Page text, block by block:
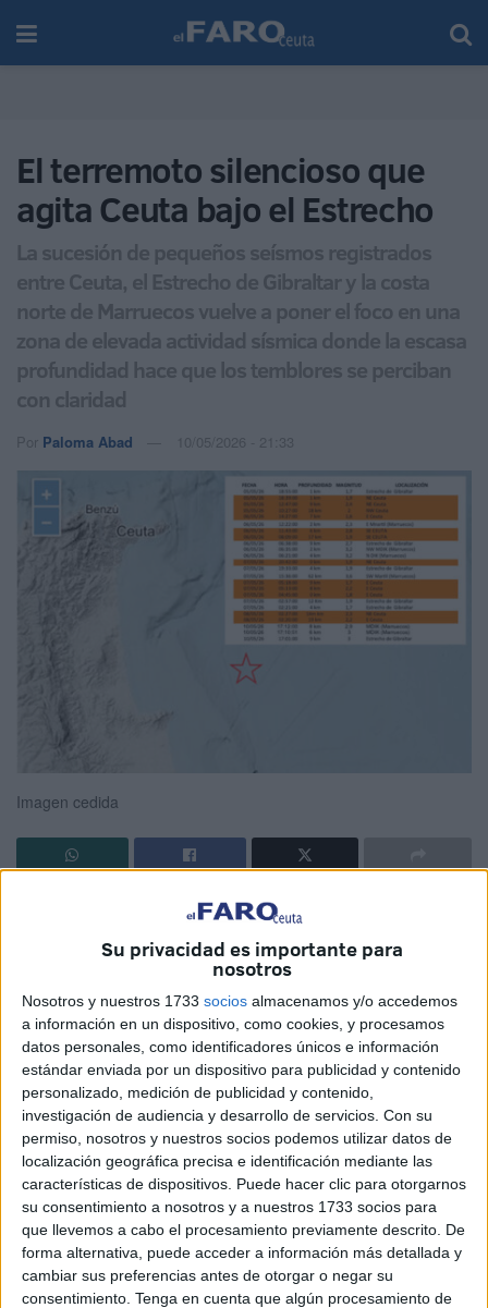
Su privacidad es importante para
nosotros
Nosotros y nuestros 1733 socios almacenamos y/o accedemos
a información en un dispositivo, como cookies, y procesamos
datos personales, como identificadores únicos e información
estándar enviada por un dispositivo para publicidad y contenido
personalizado, medición de publicidad y contenido,
investigación de audiencia y desarrollo de servicios. Con su
permiso, nosotros y nuestros socios podemos utilizar datos de
localización geográfica precisa e identificación mediante las
características de dispositivos. Puede hacer clic para otorgarnos
su consentimiento a nosotros y a nuestros 1733 socios para
que llevemos a cabo el procesamiento previamente descrito. De
forma alternativa, puede acceder a información más detallada y
cambiar sus preferencias antes de otorgar o negar su
consentimiento. Tenga en cuenta que algún procesamiento de
El terremoto silencioso que
agita Ceuta bajo el Estrecho
La sucesión de pequeños seísmos registrados
entre Ceuta, el Estrecho de Gibraltar y la costa
norte de Marruecos vuelve a poner el foco en una
zona de elevada actividad sísmica donde la escasa
profundidad hace que los temblores se perciban
con claridad
Por Paloma Abad 10/05/2026 - 21:33
Imagen cedida
Ceuta vuelve a mirar al subsuelo
Durante los últimos
días, decenas de pequeños
terremotos
registrado en el entorno del Estrecho de Gibraltar, la costa
norte de Marruecos y las inmediaciones de la ciudad
autónoma. Aunque la mayoría apenas han alcanzado
magnitudes comprendidas entre 1,7 y 3,2 grados, muchos
vecinos sí han llegado a percibirlos debido a un factor
clave: su escasa profundidad.
Los datos sísmicos reflejan unaintensa actividad en una
franja comprendida entre Ceuta, M’Diq, Martil y el
propio Estrecho. Algunos de los movimientos registrados
apenas se produjeron aentre uno y nueve kilómetros
bajo la superficie, una circunstancia quemultiplica la
sensación del temblor incluso cuando la magnitud es